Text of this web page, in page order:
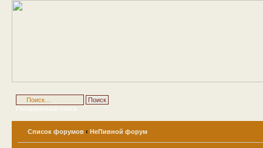
Расширенный поиск
Список форумов ‹ НеПивной форум